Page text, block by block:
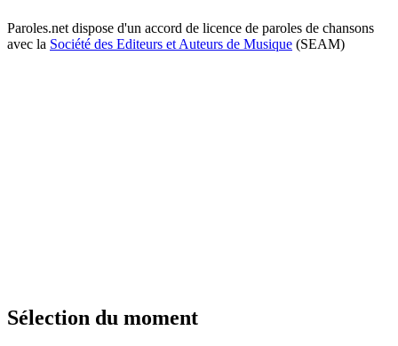
Paroles.net dispose d'un accord de licence de paroles de chansons
avec la Société des Editeurs et Auteurs de Musique (SEAM)
Sélection du moment